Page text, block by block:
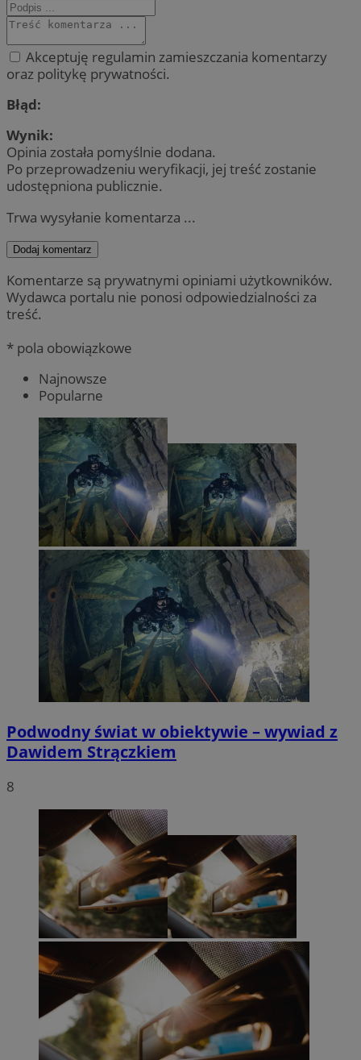
Akceptuję regulamin zamieszczania komentarzy
oraz politykę prywatności.
Błąd:
Wynik:
Opinia została pomyślnie dodana.
Po przeprowadzeniu weryfikacji, jej treść zostanie
udostępniona publicznie.
Trwa wysyłanie komentarza ...
Dodaj komentarz
Komentarze są prywatnymi opiniami użytkowników.
Wydawca portalu nie ponosi odpowiedzialności za
treść.
* pola obowiązkowe
Najnowsze
Popularne
Podwodny świat w obiektywie – wywiad z
Dawidem Strączkiem
8